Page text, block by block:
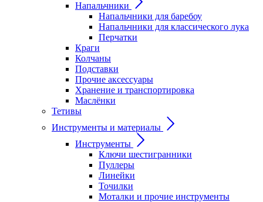
Напальчники
Напальчники для баребоу
Напальчники для классического лука
Перчатки
Краги
Колчаны
Подставки
Прочие аксессуары
Хранение и транспортировка
Маслёнки
Тетивы
Инструменты и материалы
Инструменты
Ключи шестигранники
Пуллеры
Линейки
Точилки
Моталки и прочие инструменты